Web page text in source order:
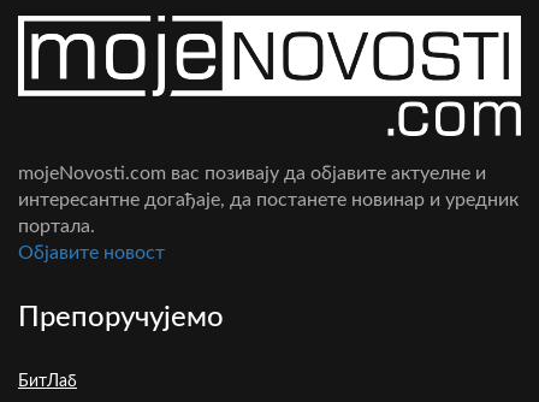
mojeNovosti.com вас позивају да објавите актуелне и
интересантне догађаје, да постанете новинар и уредник
портала.
Oбјавите новост
Препоручујемо
БитЛаб